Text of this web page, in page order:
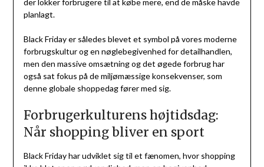
der lokker forbrugere til at købe mere, end de måske havde
planlagt.
Black Friday er således blevet et symbol på vores moderne
forbrugskultur og en nøglebegivenhed for detailhandlen,
men den massive omsætning og det øgede forbrug har
også sat fokus på de miljømæssige konsekvenser, som
denne globale shoppedag fører med sig.
Forbrugerkulturens højtidsdag:
Når shopping bliver en sport
Black Friday har udviklet sig til et fænomen, hvor shopping